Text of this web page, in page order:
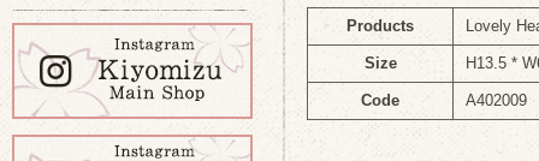
Products Lovely
Size H13.5 *
Code A402009